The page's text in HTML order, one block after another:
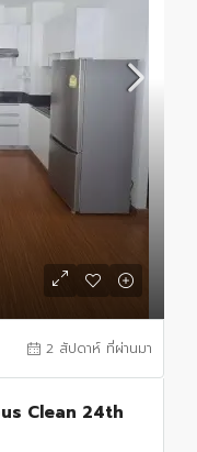
2 สัปดาห์ ที่ผ่านมา
Clean 24th